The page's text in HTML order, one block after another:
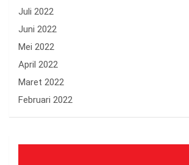
Juli 2022
Juni 2022
Mei 2022
April 2022
Maret 2022
Februari 2022